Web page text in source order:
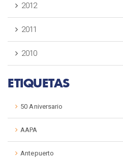
2012
2011
2010
ETIQUETAS
50 Aniversario
AAPA
Antepuerto